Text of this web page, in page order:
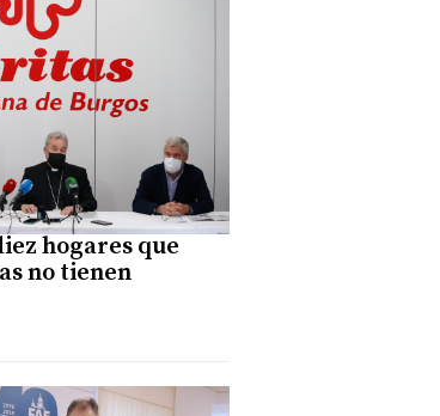
hogares que
no tienen